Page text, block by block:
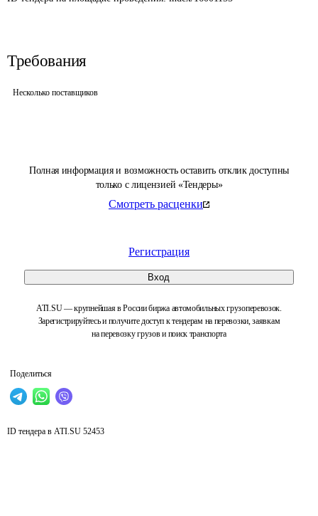
Полная информация и возможность оставить отклик доступны
только с лицензией «Тендеры»
Смотреть расценки
Регистрация
Вход
ATI.SU — крупнейшая в России биржа автомобильных грузоперевозок.
Зарегистрируйтесь и получите доступ к тендерам на перевозки, заявкам
на перевозку грузов и поиск транспорта
Поделиться
Требования
Несколько поставщиков
ID тендера в ATI.SU 52453